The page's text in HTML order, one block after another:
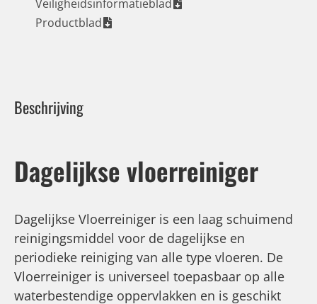
Veiligheidsinformatieblad
Productblad
Beschrijving
Dagelijkse vloerreiniger
Dagelijkse Vloerreiniger is een laag schuimend
reinigingsmiddel voor de dagelijkse en
periodieke reiniging van alle type vloeren. De
Vloerreiniger is universeel toepasbaar op alle
waterbestendige oppervlakken en is geschikt